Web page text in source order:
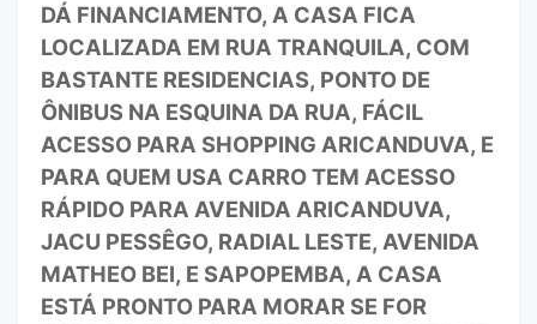
DÁ FINANCIAMENTO, A CASA FICA
LOCALIZADA EM RUA TRANQUILA, COM
BASTANTE RESIDENCIAS, PONTO DE
ÔNIBUS NA ESQUINA DA RUA, FÁCIL
ACESSO PARA SHOPPING ARICANDUVA, E
PARA QUEM USA CARRO TEM ACESSO
RÁPIDO PARA AVENIDA ARICANDUVA,
JACU PESSÊGO, RADIAL LESTE, AVENIDA
MATHEO BEI, E SAPOPEMBA, A CASA
ESTÁ PRONTO PARA MORAR SE FOR